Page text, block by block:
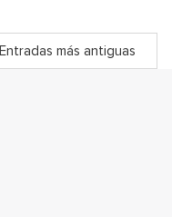
Entradas más antiguas